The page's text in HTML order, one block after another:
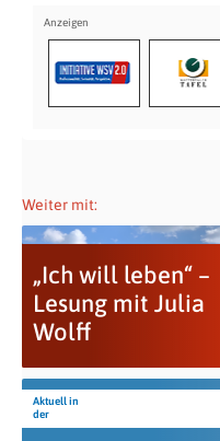
Weiter mit:
„Ich will leben“ –
Lesung mit Julia
Wolff
Aktuell in
der